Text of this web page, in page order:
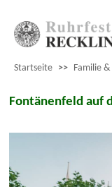
Startseite >> Familie
Fontänenfeld auf